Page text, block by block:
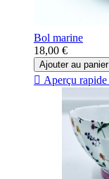
Bol marine
18,00 €
Ajouter au panier
 Aperçu rapide